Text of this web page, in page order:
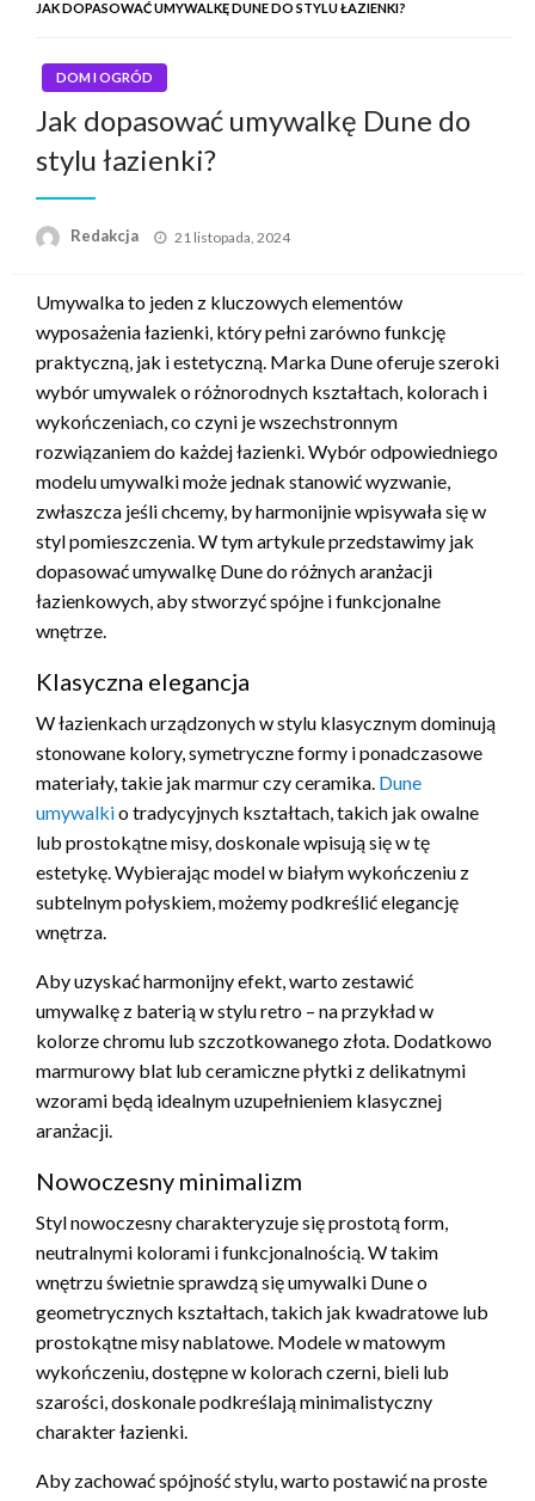
JAK DOPASOWAĆ UMYWALKĘ DUNE DO STYLU ŁAZIENKI?
DOM I OGRÓD
Jak dopasować umywalkę Dune do
stylu łazienki?
Redakcja Napisano
21 listopada, 2024
Umywalka to jeden z kluczowych elementów
wyposażenia łazienki, który pełni zarówno funkcję
praktyczną, jak i estetyczną. Marka Dune oferuje szeroki
wybór umywalek o różnorodnych kształtach, kolorach i
wykończeniach, co czyni je wszechstronnym
rozwiązaniem do każdej łazienki. Wybór odpowiedniego
modelu umywalki może jednak stanowić wyzwanie,
zwłaszcza jeśli chcemy, by harmonijnie wpisywała się w
styl pomieszczenia. W tym artykule przedstawimy jak
dopasować umywalkę Dune do różnych aranżacji
łazienkowych, aby stworzyć spójne i funkcjonalne
wnętrze.
Klasyczna elegancja
W łazienkach urządzonych w stylu klasycznym dominują
stonowane kolory, symetryczne formy i ponadczasowe
materiały, takie jak marmur czy ceramika. Dune
umywalkio tradycyjnych kształtach, takich jak owalne
lub prostokątne misy, doskonale wpisują się w tę
estetykę. Wybierając model w białym wykończeniu z
subtelnym połyskiem, możemy podkreślić elegancję
wnętrza.
Aby uzyskać harmonijny efekt, warto zestawić
umywalkę z baterią w stylu retro – na przykład w
kolorze chromu lub szczotkowanego złota. Dodatkowo
marmurowy blat lub ceramiczne płytki z delikatnymi
wzorami będą idealnym uzupełnieniem klasycznej
aranżacji.
Nowoczesny minimalizm
Styl nowoczesny charakteryzuje się prostotą form,
neutralnymi kolorami i funkcjonalnością. W takim
wnętrzu świetnie sprawdzą się umywalki Dune o
geometrycznych kształtach, takich jak kwadratowe lub
prostokątne misy nablatowe. Modele w matowym
wykończeniu, dostępne w kolorach czerni, bieli lub
szarości, doskonale podkreślają minimalistyczny
charakter łazienki.
Aby zachować spójność stylu, warto postawić na proste